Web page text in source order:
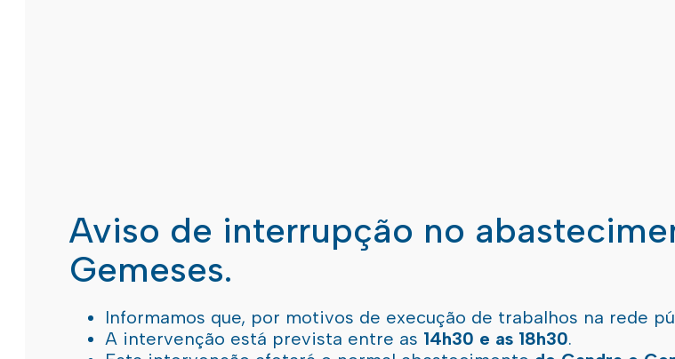
Aviso de interrupção no
Gemeses.
Informamos que, por motivos de execução de trabalhos na rede
A intervenção está prevista entre as 14h30 e as 18h30.